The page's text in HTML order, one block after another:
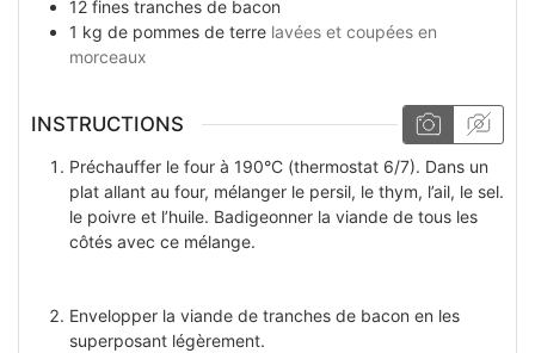
12 fines tranches de bacon
1 kg de pommes de terre lavées et coupées en
morceaux
INSTRUCTIONS
Préchauffer le four à 190°C (thermostat 6/7). Dans un
plat allant au four, mélanger le persil, le thym, l’ail, le sel.
le poivre et l’huile. Badigeonner la viande de tous les
côtés avec ce mélange.
Envelopper la viande de tranches de bacon en les
superposant légèrement.